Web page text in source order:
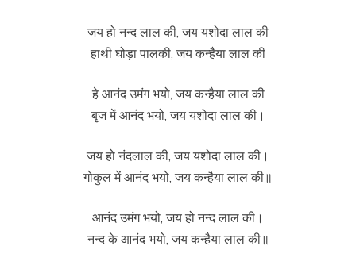
जय हो नन्द लाल की, जय यशोदा लाल की
हाथी घोड़ा पालकी, जय कन्हैया लाल की
हे आनंद उमंग भयो, जय कन्हैया लाल की
बृज में आनंद भयो, जय यशोदा लाल की।
जय हो नंदलाल की, जय यशोदा लाल की।
गोकुल में आनंद भयो, जय कन्हैया लाल की॥
आनंद उमंग भयो, जय हो नन्द लाल की।
नन्द के आनंद भयो, जय कन्हैया लाल की॥